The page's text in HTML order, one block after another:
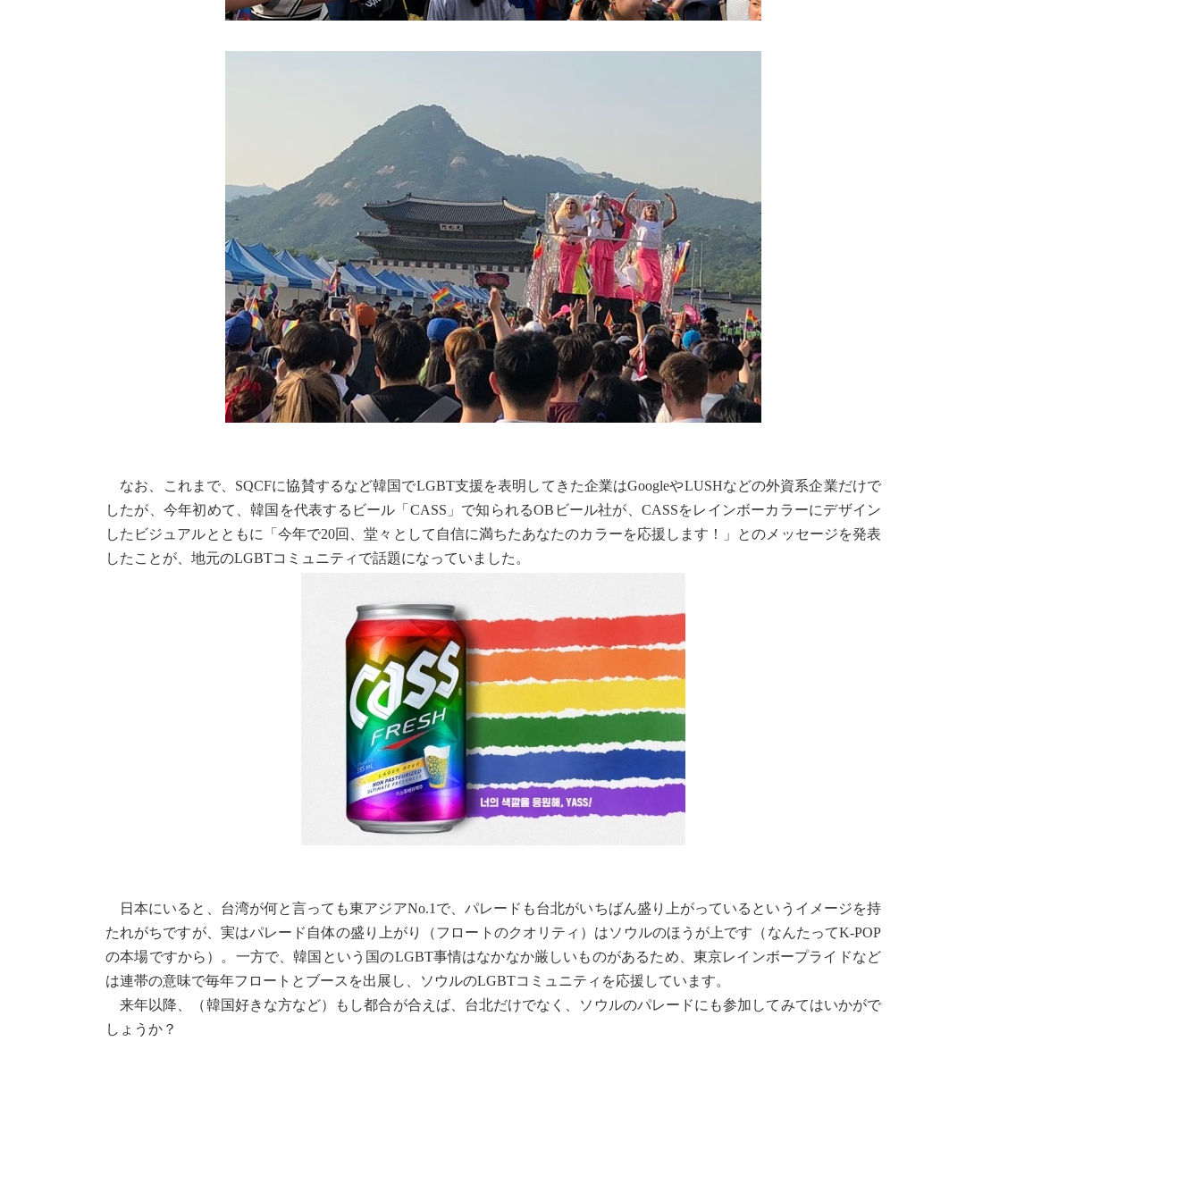
なお、これまで、SQCFに協賛するなど韓国でLGBT支援を表明してきた企業はGoogleやLUSHなどの外資系企業だけで
したが、今年初めて、韓国を代表するビール「CASS」で知られるOBビール社が、CASSをレインボーカラーにデザイン
したビジュアルとともに「今年で20回、堂々として自信に満ちたあなたのカラーを応援します！」とのメッセージを発表
したことが、地元のLGBTコミュニティで話題になっていました。
日本にいると、台湾が何と言っても東アジアNo.1で、パレードも台北がいちばん盛り上がっているというイメージを持
たれがちですが、実はパレード自体の盛り上がり（フロートのクオリティ）はソウルのほうが上です（なんたってK-POP
の本場ですから）。一方で、韓国という国のLGBT事情はなかなか厳しいものがあるため、東京レインボープライドなど
は連帯の意味で毎年フロートとブースを出展し、ソウルのLGBTコミュニティを応援しています。
来年以降、（韓国好きな方など）もし都合が合えば、台北だけでなく、ソウルのパレードにも参加してみてはいかがで
しょうか？